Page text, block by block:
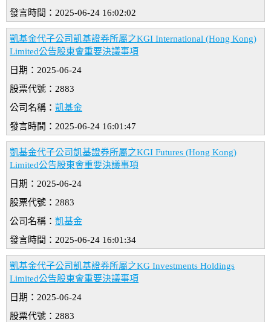
發言時間：2025-06-24 16:02:02
凱基金代子公司凱基證券所屬之KGI International (Hong Kong)
Limited公告股東會重要決議事項
日期：2025-06-24
股票代號：2883
公司名稱： 凱基金
發言時間：2025-06-24 16:01:47
凱基金代子公司凱基證券所屬之KGI Futures (Hong Kong)
Limited公告股東會重要決議事項
日期：2025-06-24
股票代號：2883
公司名稱： 凱基金
發言時間：2025-06-24 16:01:34
凱基金代子公司凱基證券所屬之KG Investments Holdings
Limited公告股東會重要決議事項
日期：2025-06-24
股票代號：2883